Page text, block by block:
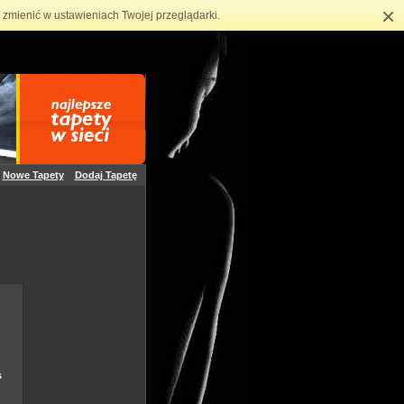
w ustawieniach Twojej przeglądarki. ×
Nowe Tapety Dodaj Tapetę